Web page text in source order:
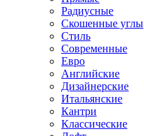
Радиусные
Скошенные углы
Стиль
Современные
Евро
Английские
Дизайнерские
Итальянские
Кантри
Классические